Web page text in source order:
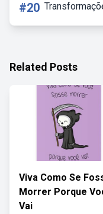
#20
Related Posts
Viva Como Se
Morrer Porque
Vai